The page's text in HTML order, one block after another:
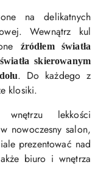
na delikatnych
Wewnątrz kul
źródłem światła
skierowanym
. Do każdego z
klosiki.
lekkości
nowoczesny salon,
prezentować nad
biuro i wnętrza